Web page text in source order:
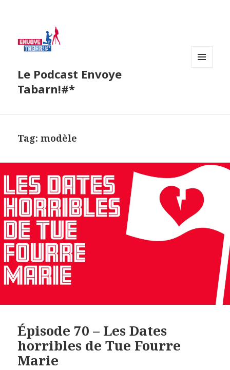
Le Podcast Envoye
Tabarn!#*
Tag:modèle
Épisode 70 – Les Dates
horribles de Tue Fourre
Marie